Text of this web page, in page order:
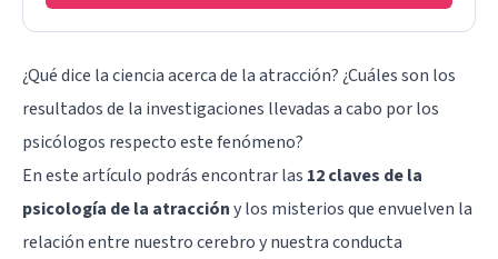
¿Qué dice la ciencia acerca de la atracción? ¿Cuáles son los
resultados de la investigaciones llevadas a cabo por los
psicólogos respecto este fenómeno?
En este artículo podrás encontrar las 12 claves de la
psicología de la atraccióny los misterios que envuelven la
relación entre nuestro cerebroy nuestra conducta